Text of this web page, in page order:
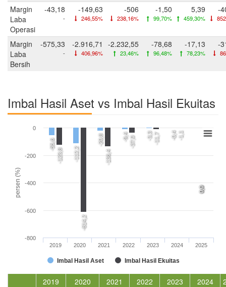
Margin
Laba
Operasi
-43,18
-
-149,63
246,55%
-506
238,16%
-1,50
99,70%
5,39
459,30%
-
Margin
Laba
Bersih
-575,33
-
-2.916,71
406,96%
-2.232,55
23,46%
-78,68
96,48%
-17,13
78,23%
-
Imbal Hasil Aset vs Imbal Hasil Ekuitas
persen (%)
-55,6
-112,2
-20,8 -9,4 -3,3 -0,4
0,0
-123,8
-614,2
-136,4
-37,0 -11,7 -1,1
0,0
Imbal Hasil Aset Imbal Hasil Ekuitas
2019 2020 2021 2022 2023 2024 2025
-800
-600
-400
-200
0
2019 2020 2021 2022 2023 2024